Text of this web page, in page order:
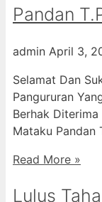
Pandan
admin April 3,
Selamat Dan
Pangururan
Berhak Diterima
Mataku Pandan
Read More »
Lulus